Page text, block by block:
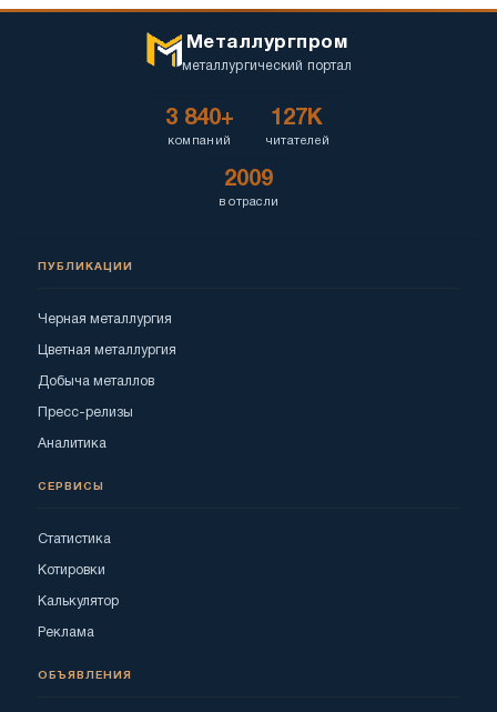
Металлургпром
металлургический портал
3 840+
компаний
127K
читателей
2009
в отрасли
ПУБЛИКАЦИИ
Черная металлургия
Цветная металлургия
Добыча металлов
Пресс-релизы
Аналитика
СЕРВИСЫ
Статистика
Котировки
Калькулятор
Реклама
ОБЪЯВЛЕНИЯ